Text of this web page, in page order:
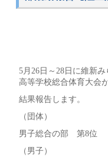
5月26日～28日に維新
高等学校総合体育大会
結果報告します。
（団体）
男子総合の部 第8位
（男子）